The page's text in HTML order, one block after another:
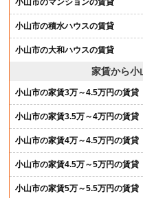
小山市の積水ハウスの賃貸
小山市の大和ハウスの賃貸
家賃から小
小山市の家賃3万～4.5万円の賃貸
小山市の家賃3.5万～4万円の賃貸
小山市の家賃4万～4.5万円の賃貸
小山市の家賃4.5万～5万円の賃貸
小山市の家賃5万～5.5万円の賃貸